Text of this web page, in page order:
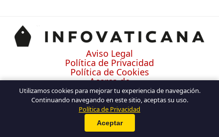
Aviso Legal
Política de Privacidad
Política de Cookies
Acerca de
Contacto
Utilizamos cookies para mejorar tu experiencia de navegación.
Continuando navegando en este sitio, aceptas su uso.
Política de Privacidad
Aceptar